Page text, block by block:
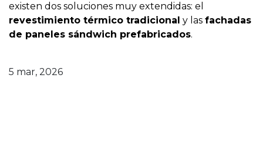
existen dos soluciones muy extendidas: el
revestimiento térmico tradicional y las fachadas
de paneles sándwich prefabricados.
5 mar, 2026